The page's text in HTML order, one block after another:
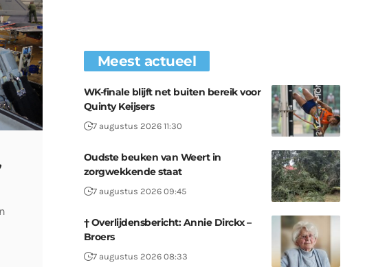
Meest actueel
WK-finale blijft net buiten bereik voor
Quinty Keijsers
7 augustus 2026 11:30
Oudste beuken van Weert in
zorgwekkende staat
7 augustus 2026 09:45
† Overlijdensbericht: Annie Dirckx –
Broers
7 augustus 2026 08:33